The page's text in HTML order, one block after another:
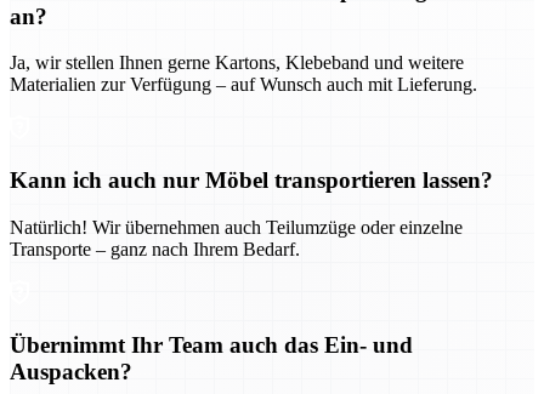
an?
Ja, wir stellen Ihnen gerne Kartons, Klebeband und weitere
Materialien zur Verfügung – auf Wunsch auch mit Lieferung.
Kann ich auch nur Möbel transportieren lassen?
Natürlich! Wir übernehmen auch Teilumzüge oder einzelne
Transporte – ganz nach Ihrem Bedarf.
Übernimmt Ihr Team auch das Ein- und
Auspacken?